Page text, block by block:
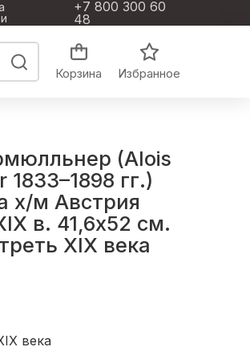
+7 800 300 60
48
Корзина Избранное
(Alois
гг.)
х/м Австрия
в. 41,6x52 см.
ХІХ века
века